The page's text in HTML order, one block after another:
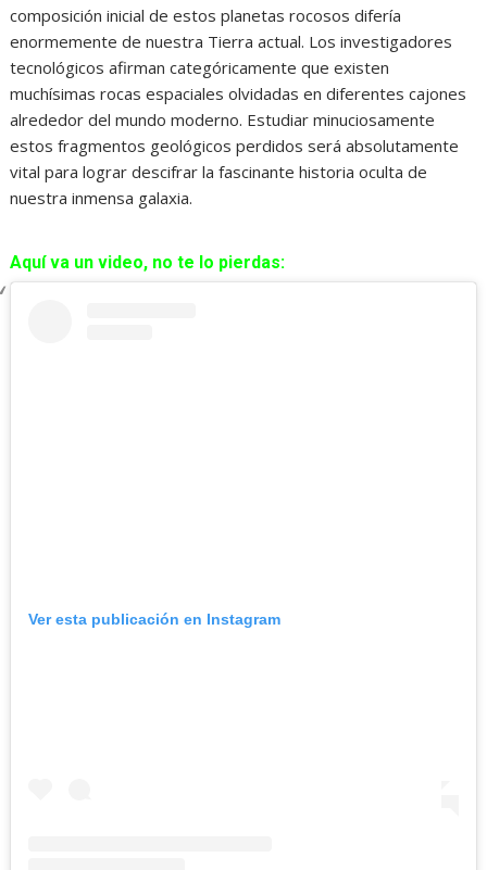
composición inicial de estos planetas rocosos difería
enormemente de nuestra Tierra actual. Los investigadores
tecnológicos afirman categóricamente que existen
muchísimas rocas espaciales olvidadas en diferentes cajones
alrededor del mundo moderno. Estudiar minuciosamente
estos fragmentos geológicos perdidos será absolutamente
vital para lograr descifrar la fascinante historia oculta de
nuestra inmensa galaxia.
Aquí va un video, no te lo pierdas:
Ver esta publicación en Instagram